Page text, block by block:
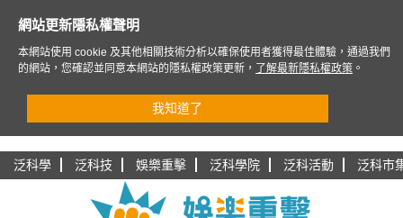
泛科學 泛科技 娛樂重擊 泛科學院 泛科活動 泛科市
網站更新隱私權聲明
本網站使用 cookie 及其他相關技術分析以確保使用者獲得最佳體驗，通過我們
的網站，您確認並同意本網站的隱私權政策更新，
了解最新隱私權政策 。
我知道了